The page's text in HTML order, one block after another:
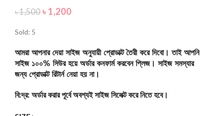
৳1,500 ৳ 1,200
Sold: 5
আমরা আপনার দেয়া সাইজ অনুযায়ী প্রোডাক্ট তৈরী করে দিবো। তাই আপনি
সাইজ ১০০% সিউর হয়ে অর্ডার কনফার্ম করবেন প্লিজ। সাইজ সমস্যার
জন্য প্রোডাক্ট রিটার্ন নেয়া হয় না।
বি:দ্র: অর্ডার করার পূর্বে অবশ্যই সাইজ সিলেক্ট করে নিতে হবে।